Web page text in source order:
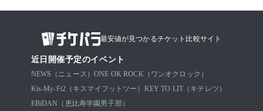
最安値が見つかるチケット比較サイト
近日開催予定のイベント
NEWS（ニュース） ONE OK ROCK（ワンオクロック）
Kis-My-Ft2（キスマイフットツー） KEY TO LIT（キテレツ）
EBiDAN（恵比寿学園男子部）